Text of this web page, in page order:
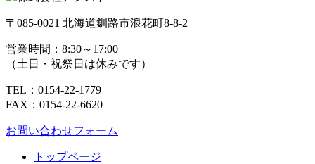
〒085-0021 北海道釧路市浪花町8-8-2
営業時間： 8:30～17:00
（土日・祝祭日は休みです）
TEL：0154-22-1779
FAX：0154-22-6620
お問い合わせフォーム
トップページ